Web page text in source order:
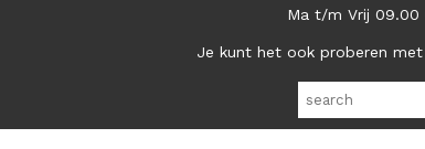
Ma t/m Vrij 09.00
Je kunt het ook proberen